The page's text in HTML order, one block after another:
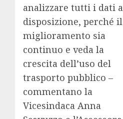
analizzare tutti i dati a
disposizione, perché il
miglioramento sia
continuo e veda la
crescita dell’uso del
trasporto pubblico –
commentano la
Vicesindaca Anna